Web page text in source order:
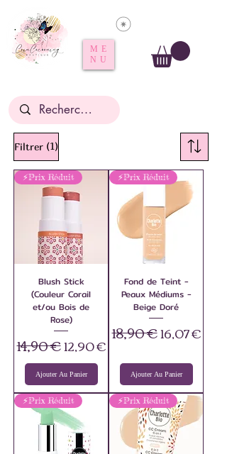
ME
NU
Filtrer (1)
⚡️Prix Réduit
Blush Stick
(Couleur Corail
et/ou Bois de
Rose)
Prix original
14,90 €Prix promotionnel
12,90 €
Ajouter Au Panier
⚡️Prix Réduit
Fond de Teint -
Peaux Médiums -
Beige Doré
Prix original
18,90 €Prix
16,07 €
Ajouter Au Panier
⚡️Prix Réduit ⚡️Prix Réduit